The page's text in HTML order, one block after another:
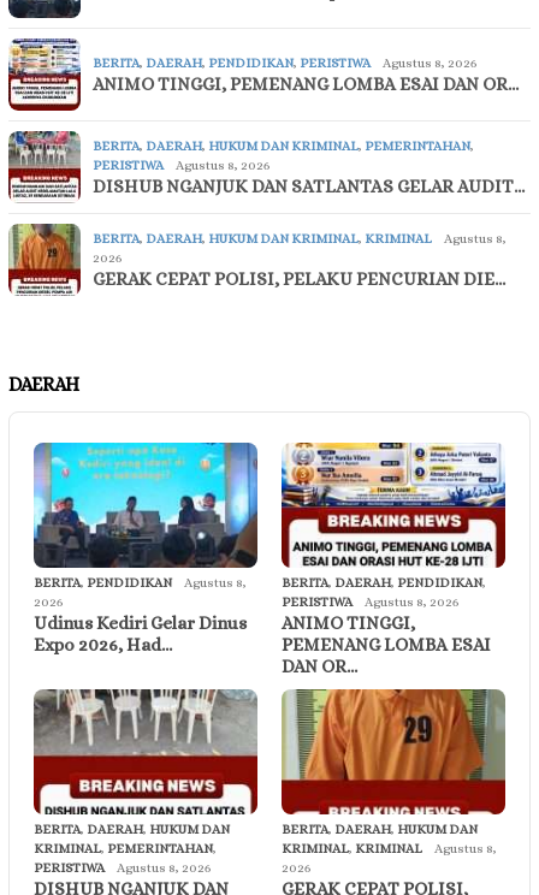
BERITA, DAERAH, PENDIDIKAN, PERISTIWA Agustus 8, 2026
ANIMO TINGGI, PEMENANG LOMBA ESAI DAN OR…
BERITA, DAERAH, HUKUM DAN KRIMINAL, PEMERINTAHAN,
PERISTIWA
Agustus 8, 2026
DISHUB NGANJUK DAN SATLANTAS GELAR AUDIT…
BERITA, DAERAH, HUKUM DAN KRIMINAL, KRIMINAL
Agustus 8,
2026
GERAK CEPAT POLISI, PELAKU PENCURIAN DIE…
DAERAH
BERITA, PENDIDIKAN
Agustus 8,
2026
Udinus Kediri Gelar Dinus
Expo 2026, Had…
BERITA, DAERAH, PENDIDIKAN,
PERISTIWA
Agustus 8, 2026
ANIMO TINGGI,
PEMENANG LOMBA ESAI
DAN OR…
BERITA, DAERAH, HUKUM DAN
KRIMINAL, PEMERINTAHAN,
PERISTIWA
Agustus 8, 2026
DISHUB NGANJUK DAN
BERITA, DAERAH, HUKUM DAN
KRIMINAL, KRIMINAL
Agustus 8,
2026
GERAK CEPAT POLISI,